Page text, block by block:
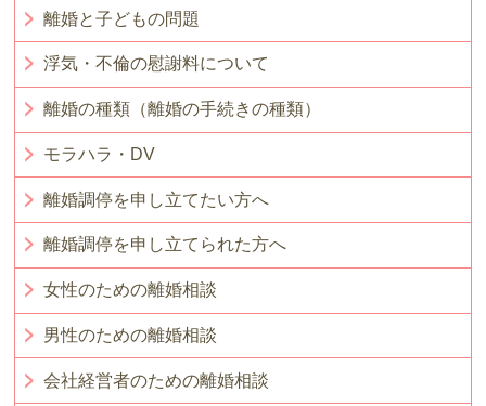
離婚と子どもの問題
浮気・不倫の慰謝料について
離婚の種類（離婚の手続きの種類）
モラハラ・DV
離婚調停を申し立てたい方へ
離婚調停を申し立てられた方へ
女性のための離婚相談
男性のための離婚相談
会社経営者のための離婚相談